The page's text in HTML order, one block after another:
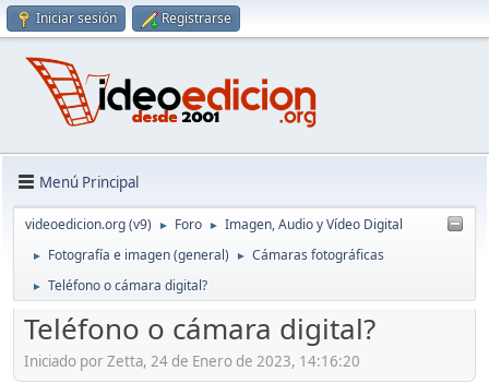
Iniciar sesión Registrarse
Menú Principal
videoedicion.org (v9) ► Foro ► Imagen, Audio y Vídeo Digital
► Fotografía e imagen (general) ► Cámaras fotográficas
► Teléfono o cámara digital?
Teléfono o cámara digital?
Iniciado por Zetta, 24 de Enero de 2023, 14:16:20